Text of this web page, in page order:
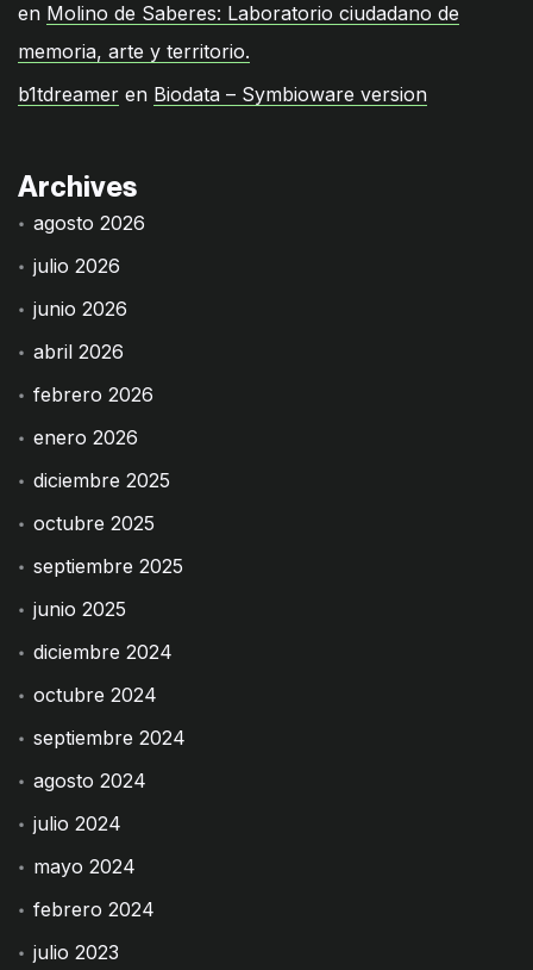
en Molino de Saberes: Laboratorio ciudadano de
memoria, arte y territorio.
b1tdreamer en Biodata – Symbioware version
Archives
agosto 2026
julio 2026
junio 2026
abril 2026
febrero 2026
enero 2026
diciembre 2025
octubre 2025
septiembre 2025
junio 2025
diciembre 2024
octubre 2024
septiembre 2024
agosto 2024
julio 2024
mayo 2024
febrero 2024
julio 2023